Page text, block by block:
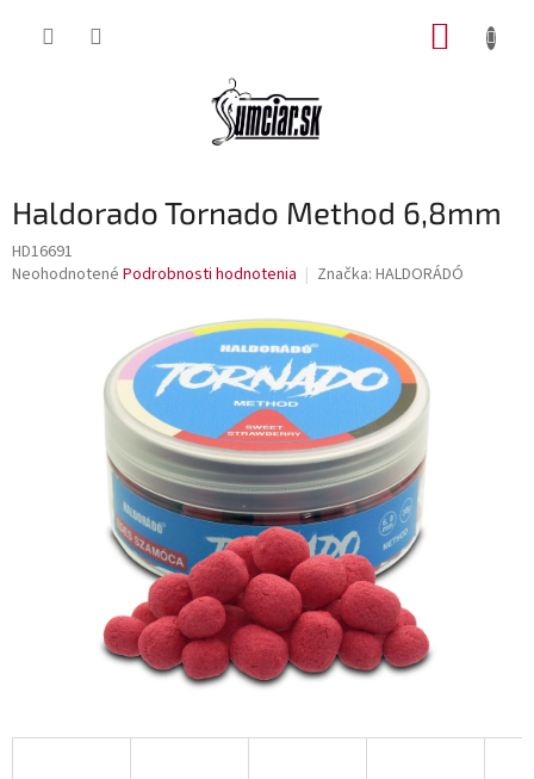
Haldorado Tornado Method 6,8mm
HD16691
Priemerné
Neohodnotené Podrobnosti hodnotenia Značka: HALDORÁDÓ